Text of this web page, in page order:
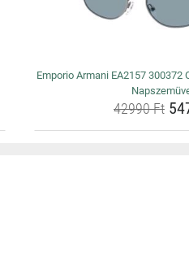
Emporio Armani EA2157 300372
42990 Ft